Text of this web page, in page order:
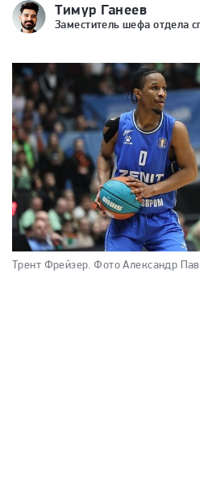
Тимур Ганеев
Заместитель шефа отдела
Трент Фрейзер. Фото Александр